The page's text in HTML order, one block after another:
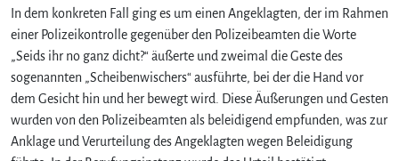
In dem konkreten Fall ging es um einen Angeklagten, der im Rahmen
einer Polizeikontrolle gegenüber den Polizeibeamten die Worte
„Seids ihr no ganz dicht?“ äußerte und zweimal die Geste des
sogenannten „Scheibenwischers“ ausführte, bei der die Hand vor
dem Gesicht hin und her bewegt wird. Diese Äußerungen und Gesten
wurden von den Polizeibeamten als beleidigend empfunden, was zur
Anklage und Verurteilung des Angeklagten wegen Beleidigung